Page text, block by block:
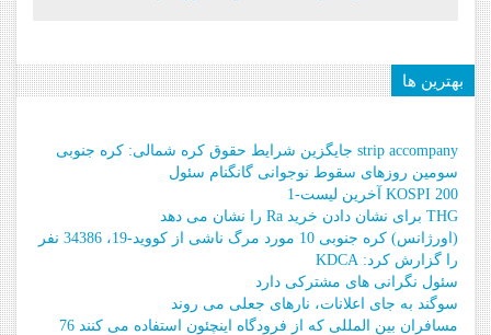
بهترین ها
strip accompany جایگزین شرایط حقوق کره شمالی: کره جنوبی
سومین روزهای سقوط نوجوانی گانگنام سئول
KOSPI 200 آخرین لیست-1
THG برای نشان دادن خرید Ra را نشان می دهد
(اورژانس) کره جنوبی 10 مورد مرگ ناشی از کووید-19، 34386 نفر
را گزارش کرد: KDCA
سئول نگرانی های مشترکی دارد
سوگند به جای اعلانات، نارهای جعلی می روند
مسافران بین المللی که از فرودگاه اینچئون استفاده می کنند 76